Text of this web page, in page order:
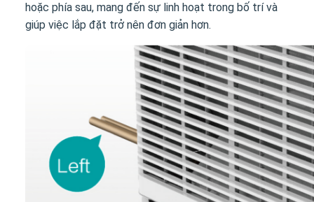
hoặc phía sau, mang đến sự linh hoạt trong bố trí và
giúp việc lắp đặt trở nên đơn giản hơn.